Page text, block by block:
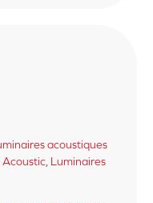
acoustiques
Acoustic Luminaires